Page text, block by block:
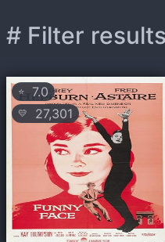
# Filter
⭐ 7.0
💛 27,301